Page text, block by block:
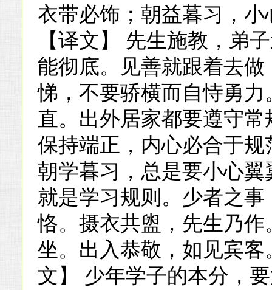
衣带必饰；朝益暮习，
【译文】 先生施教，弟
能彻底。见善就跟着去
悌，不要骄横而自恃勇
直。出外居家都要遵守
保持端正，内心必合于
朝学暮习，总是要小心
就是学习规则。少者之
恪。摄衣共盥，先生乃
坐。出入恭敬，如见宾
文】 少年学子的本分，